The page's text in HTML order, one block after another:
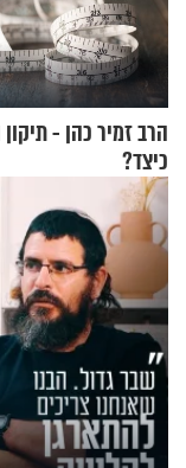
הרב זמיר כהן -
כיצד?